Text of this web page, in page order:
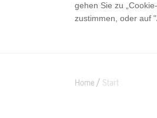
gehen Sie zu
zustimmen, oder auf
Home Start